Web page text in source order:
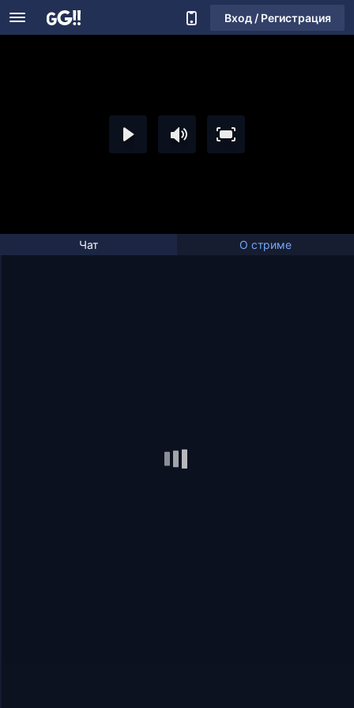
Вход / Регистрация
Чат О стриме